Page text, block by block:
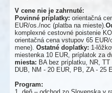
V cene nie je zahrnuté:
Povinné príplatky: orientačná
EUR/os./noc (platba na mieste).
komplexné cestovné poistenie
orientačná cena vstupov 65
mene). Ostatné doplatky: 1-
miestenka 10 EUR, príplatok za
miesta: BA bez príplatku, NR,
DUB, NM - 20 EUR, PB, ZA - 25
Program: